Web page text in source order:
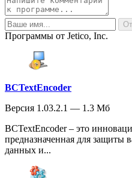
Программы от Jetico, Inc.
BCTextEncoder
Версия 1.03.2.1 — 1.3 Мб
BCTextEncoder – это
предназначенная для
данных и...